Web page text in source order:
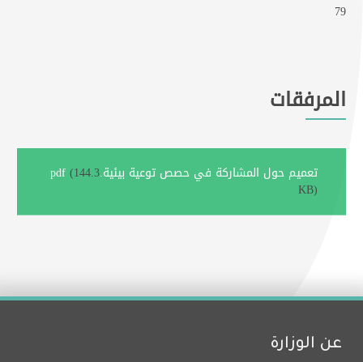
79
المرفقات
تعميم حول المشاركة في حصص توعية بيئية.pdf(144.3
KB)
عن الوزارة